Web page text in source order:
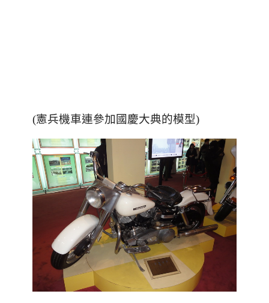
(憲兵機車連參加國慶大典的模型)